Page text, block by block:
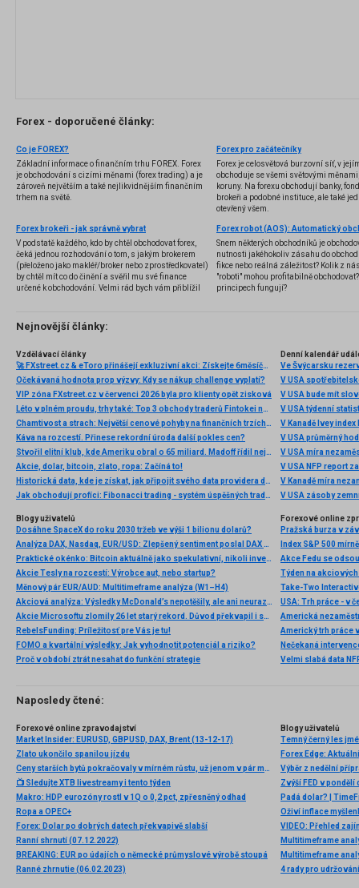
Forex - doporučené články:
Co je FOREX?
Základní informace o finančním trhu FOREX. Forex
je obchodování s cizími měnami (forex trading) a je
zároveň největším a také nejlikvidnějším finančním
trhem na světě.
Forex pro začátečníky
Forex je celosvětová burzovní síť, v
obchoduje se všemi světovými
koruny. Na forexu obchodují banky,
brokeři a podobné instituce, ale také
otevřený všem.
Forex brokeři - jak správně vybrat
V podstatě každého, kdo by chtěl obchodovat forex,
čeká jednou rozhodování o tom, s jakým brokerem
(přeloženo jako makléř/broker nebo zprostředkovatel)
by chtěl mít co do činění a svěřil mu své finance
určené k obchodování. Velmi rád bych vám přiblížil
několik příkladů nejznámějších z nich.
Snem některých obchodníků je
nutnosti jakéhokoliv zásahu do
fikce nebo reálná záležitost? Kolik z
"roboti" mohou profitabilně
principech fungují?
Nejnovější články:
Vzdělávací články
🚀 FXstreet.cz & eToro přinášejí exkluzivní akci: Získejte 6měsíční členství ve VIP zóně ZDARMA
Očekávaná hodnota prop výzvy: Kdy se nákup challenge vyplatí?
VIP zóna FXstreet.cz v červenci 2026 byla pro klienty opět zisková
Léto v plném proudu, trhy také: Top 3 obchody traderů Fintokei na indexech a zlatě
Chamtivost a strach: Největší cenové pohyby na finančních trzích (červenec 2026)
Káva na rozcestí. Přinese rekordní úroda další pokles cen?
Stvořil elitní klub, kde Ameriku obral o 65 miliard. Madoff řídil největší Ponzi dějin
Akcie, dolar, bitcoin, zlato, ropa: Začíná to!
Historická data, kde je získat, jak připojit svého data providera do MultiCharts a proč je budeme potřebovat? (4. díl)
Jak obchodují profíci: Fibonacci trading - systém úspěšných traderů
Denní kalendář
Ve Švýcarsku
V USA
V USA bude mít
V USA týdenní
V Kanadě Ivey index
V USA průměrný
V USA míra
V USA NFP report
V Kanadě míra
V USA zásoby
Blogy uživatelů
Dosáhne SpaceX do roku 2030 tržeb ve výši 1 bilionu dolarů?
Analýza DAX, Nasdaq, EUR/USD: Zlepšený sentiment poslal DAX na nová maxima
Praktické okénko: Bitcoin aktuálně jako spekulativní, nikoli investiční aktivum
Akcie Tesly na rozcestí: Výrobce aut, nebo startup?
Měnový pár EUR/AUD: Multitimeframe analýza (W1–H4)
Akciová analýza: Výsledky McDonald’s nepotěšily, ale ani neurazily. Jakou vizi společnost prezentovala?
Akcie Microsoftu zlomily 26 let starý rekord. Důvod překvapil i samotné investory
RebelsFunding: Príležitosť pre Vás je tu!
FOMO a kvartální výsledky: Jak vyhodnotit potenciál a riziko?
Proč v období ztrát nesahat do funkční strategie
Forexové online
Pražská burza v
Index S&P 500
Americká
Americký trh práce
Nečekaná
Velmi slabá data
Naposledy čtené:
Forexové online zpravodajství
Market Insider: EURUSD, GBPUSD, DAX, Brent (13-12-17)
Zlato ukončilo spanilou jízdu
Ceny starších bytů pokračovaly v mírném růstu, už jenom v pár městech je levněji než před rokem
📺 Sledujte XTB livestreamy i tento týden
Makro: HDP eurozóny rostl v 1Q o 0,2 pct, zpřesněný odhad
Ropa a OPEC+
Forex: Dolar po dobrých datech překvapivě slabší
Ranní shrnutí (07.12.2022)
BREAKING: EUR po údajích o německé průmyslové výrobě stoupá
Ranné zhrnutie (06.02.2023)
Blogy uživatelů
Temný černý les
Forex Edge:
Zvýší FED v
Padá dolar? |
Oživí inflace
VIDEO: Přehled
Multitimeframe
Multitimeframe
4 rady pro